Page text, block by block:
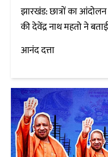
झारखंड: छात्रों का
की देवेंद्र नाथ महतो ने
आनंद दत्ता